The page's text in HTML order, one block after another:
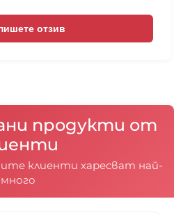
отзив
продукти от
клиенти харесват най-
много